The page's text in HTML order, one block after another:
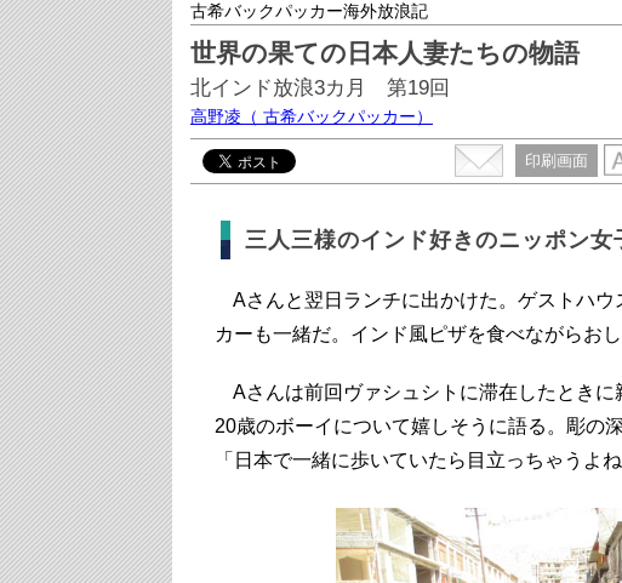
古希バックパッカー海外放浪記
世界の果ての日本人妻たちの物語
北インド放浪3カ月 第19回
高野凌 （ 古希バックパッカー）
印刷画面
三人三様のインド好きのニッポン女
Aさんと翌日ランチに出かけた。ゲストハウ
カーも一緒だ。インド風ピザを食べながらおし
Aさんは前回ヴァシュシトに滞在したとき
20歳のボーイについて嬉しそうに語る。彫の
「日本で一緒に歩いていたら目立っちゃうよ